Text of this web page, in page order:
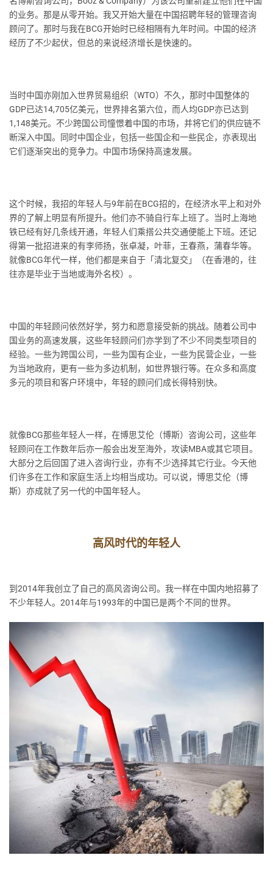
的业务。那是从零开始。我又开始大量在中国招聘年轻的管理咨询
顾问了。那时与我在BCG开始时已经相隔有九年时间。中国的经济
经历了不少起伏，但总的来说经济增长是快速的。
当时中国亦刚加入世界贸易组织（WTO）不久，那时中国整体的
GDP已达14,705亿美元，世界排名第六位，而人均GDP亦已达到
1,148美元。不少跨国公司憧憬着中国的市场，并将它们的供应链不
断深入中国。同时中国企业，包括一些国企和一些民企，亦表现出
它们逐渐突出的竞争力。中国市场保持高速发展。
这个时候，我招的年轻人与9年前在BCG招的，在经济水平上和对外
界的了解上明显有所提升。他们亦不骑自行车上班了。当时上海地
铁已经有好几条线开通，年轻人们乘搭公共交通便能上下班。还记
得第一批招进来的有李师扬，张卓凝，叶菲，王春燕，蒲春华等。
就像BCG年代一样，他们都是来自于「清北复交」（在香港的，往
往亦是毕业于当地或海外名校）。
中国的年轻顾问依然好学，努力和愿意接受新的挑战。随着公司中
国业务的高速发展，这些年轻顾问们亦学到了不少不同类型项目的
经验。一些为跨国公司，一些为国有企业，一些为民营企业，一些
为当地政府，更有一些为多边机制，如世界银行等。在众多和高度
多元的项目和客户环境中，年轻的顾问们成长得特别快。
就像BCG那些年轻人一样，在博思艾伦（博斯）咨询公司，这些年
轻顾问在工作数年后亦一般会出发至海外，攻读MBA或其它项目。
大部分之后回国了进入咨询行业，亦有不少选择其它行业。今天他
们许多在工作和家庭生活上均相当成功。可以说，博思艾伦（博
斯）亦成就了另一代的中国年轻人。
高风时代的年轻人
到2014年我创立了自己的高风咨询公司。我一样在中国内地招募了
不少年轻人。2014年与1993年的中国已是两个不同的世界。